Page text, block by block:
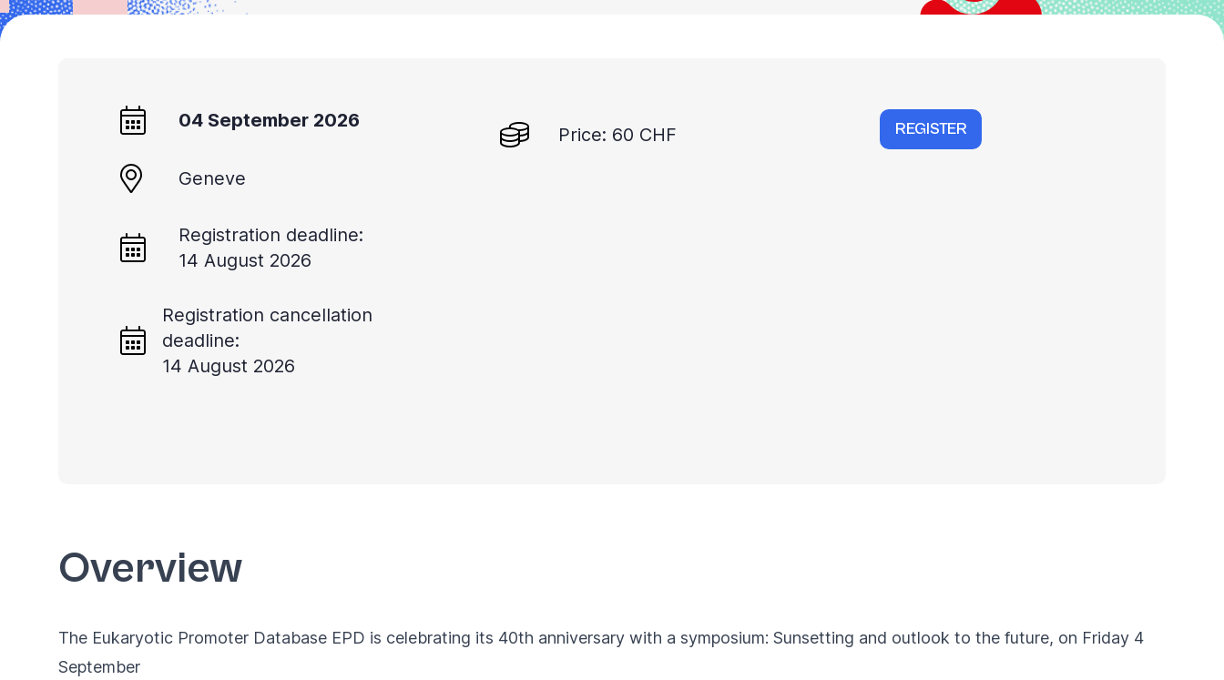
04 September 2026
Geneve
Registration deadline:
14 August 2026
Registration cancellation
deadline:
14 August 2026
Price: 60 CHF REGISTER
Overview
The Eukaryotic Promoter Database EPD is celebrating its 40th anniversary with a symposium: Sunsetting and outlook to the future, on Friday 4
September